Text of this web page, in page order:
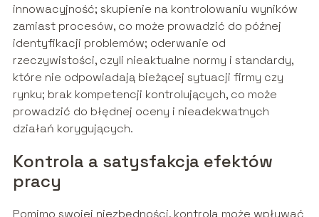
innowacyjność; skupienie na kontrolowaniu wyników
zamiast procesów, co może prowadzić do późnej
identyfikacji problemów; oderwanie od
rzeczywistości, czyli nieaktualne normy i standardy,
które nie odpowiadają bieżącej sytuacji firmy czy
rynku; brak kompetencji kontrolujących, co może
prowadzić do błędnej oceny i nieadekwatnych
działań korygujących.
Kontrola a satysfakcja efektów
pracy
Pomimo swojej niezbędności, kontrola może wpływać